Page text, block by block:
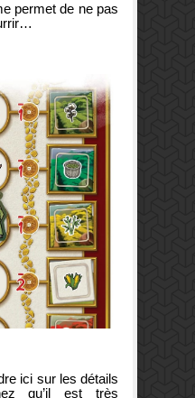
permet de ne pas
ici sur les détails
qu’il est très